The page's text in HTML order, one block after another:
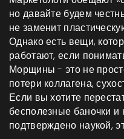
но давайте будем
не заменит
Однако есть вещи,
работают, если
Морщины - это не
потери коллагена,
Если вы хотите
бесполезные баночки и
подтверждено наукой,